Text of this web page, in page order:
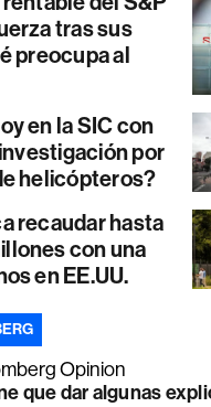
tras sus
preocupa al
en la SIC con
por
helicópteros?
recaudar hasta
con una
en EE.UU.
Opinion
que dar algunas